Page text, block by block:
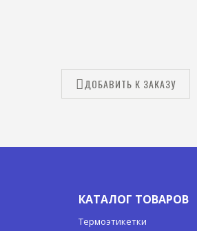
ДОБАВИТЬ К ЗАКАЗУ
КАТАЛОГ ТОВАРОВ
Термоэтикетки